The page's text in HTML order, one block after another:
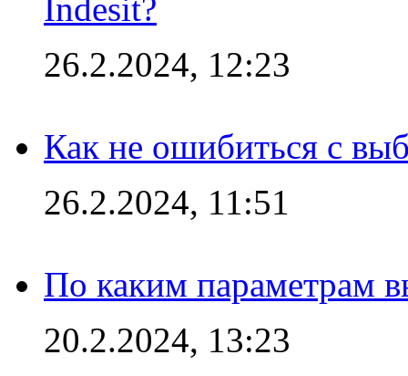
Indesit?
26.2.2024, 12:23
Как не ошибиться с
26.2.2024, 11:51
По каким параметрам
20.2.2024, 13:23